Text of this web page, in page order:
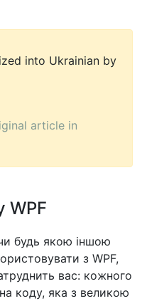
into Ukrainian by
article in
WPF
будь якою іншою
з WPF,
вас: кожного
коду, яка з великою